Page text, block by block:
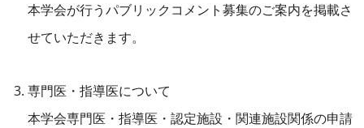
本学会が行うパブリックコメント募集のご案内を掲載さ
せていただきます。
専門医・指導医について
本学会専門医・指導医・認定施設・関連施設関係の申請